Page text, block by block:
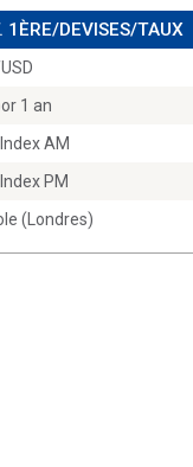
1ÈRE/DEVISES/TAUX
1 an
AM
PM
(Londres)